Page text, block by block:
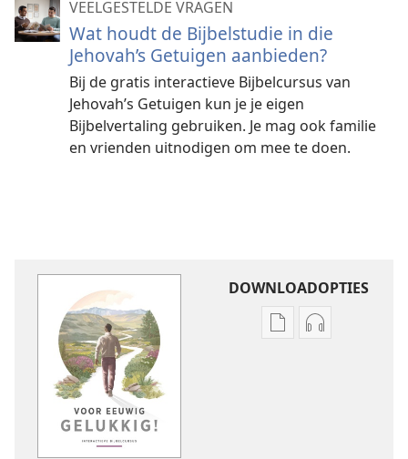
VEELGESTELDE VRAGEN
Wat houdt de Bijbelstudie in die
Jehovah’s Getuigen aanbieden?
Bij de gratis interactieve Bijbelcursus van
Jehovah’s Getuigen kun je je eigen
Bijbelvertaling gebruiken. Je mag ook familie
en vrienden uitnodigen om mee te doen.
DOWNLOADOPTIES
Downloadopties